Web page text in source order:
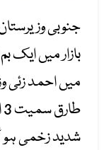
جنوبی
بازار میں
میں احمد زئی
شدید زخمی ہو